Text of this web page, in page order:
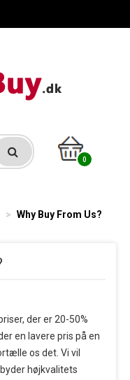
0
Why Buy From Us?
der er 20-50%
en lavere pris på en
os det. Vi vil
højkvalitets